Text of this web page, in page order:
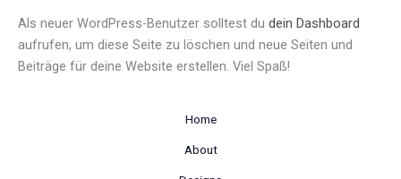
Als neuer WordPress-Benutzer solltest du dein Dashboard
aufrufen, um diese Seite zu löschen und neue Seiten und
Beiträge für deine Website erstellen. Viel Spaß!
Home
About